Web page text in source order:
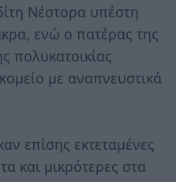
Νέστορα υπέστη
ενώ ο πατέρας της
πολυκατοικίας
με αναπνευστικά
επίσης εκτεταμένες
και μικρότερες στα